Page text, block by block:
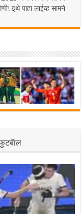
इथे पाहा लाईव्ह सामने